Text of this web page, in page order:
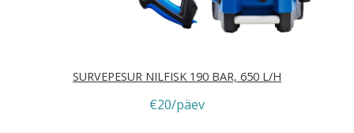
SURVEPESUR NILFISK 190 BAR, 650 L/H
€20/päev